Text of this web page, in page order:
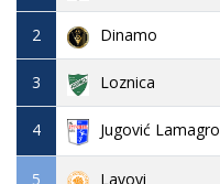
2 Dinamo
3 Loznica
4 Jugović Lamagro
5 Lavovi